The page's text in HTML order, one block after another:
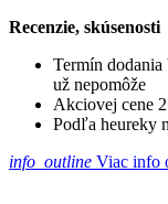
Recenzie, skúsenosti
Termín dodania
už nepomôže
Akciovej cene
Podľa heureky
info_outline Viac info